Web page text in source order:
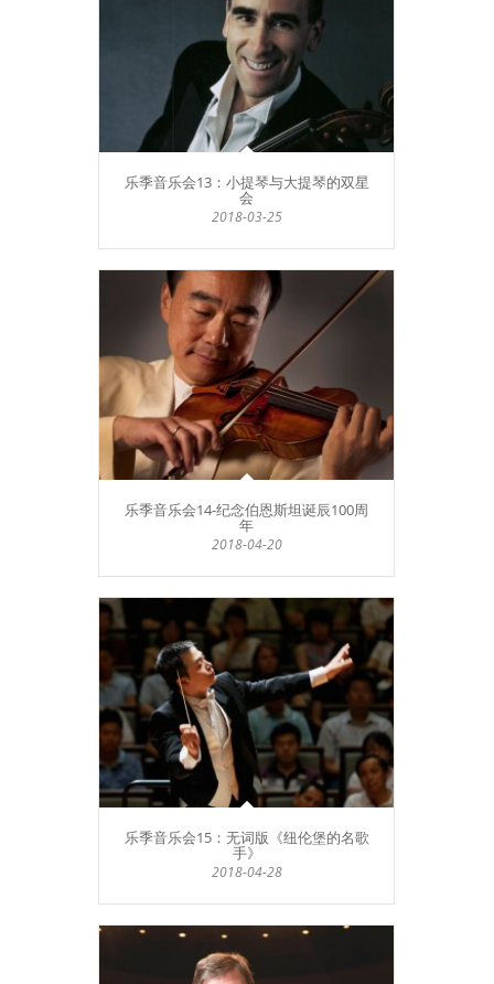
乐季音乐会13：小提琴与大提琴的双星
会
2018-03-25
乐季音乐会14-纪念伯恩斯坦诞辰100周
年
2018-04-20
乐季音乐会15：无词版《纽伦堡的名歌
手》
2018-04-28